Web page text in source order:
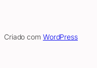
Criado com WordPress